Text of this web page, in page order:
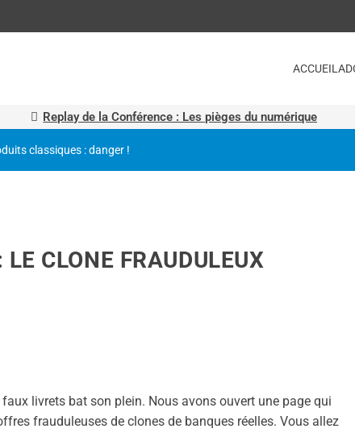
ACCUEIL
Replay de la Conférence : Les pièges du numérique
classiques : danger !
CLONE FRAUDULEUX
faux livrets bat son plein. Nous avons ouvert une page qui
frauduleuses de clones de banques réelles. Vous allez